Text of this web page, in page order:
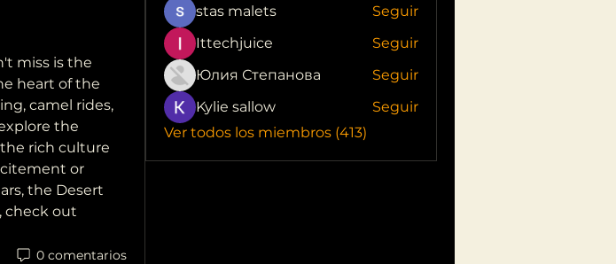
heart of the
camel rides,
the
rich culture
or
the Desert
check out
0 comentarios
stas malets
Seguir
Ittechjuice
Seguir
Юлия Степанова
Seguir
Kylie sallow
Seguir
Ver todos los miembros (413)